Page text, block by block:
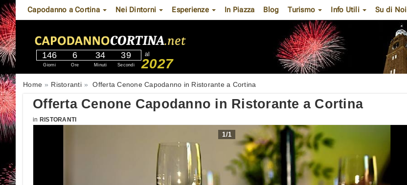
Capodanno a Cortina Nei Dintorni Esperienze In Piazza Blog Turismo Info Utili Su di Noi
146
Giorni
6
Ore
34
Minuti
38
Secondi
al
2027
Home Ristoranti Offerta Cenone Capodanno in Ristorante a Cortina
Offerta Cenone Capodanno in Ristorante a Cortina
in RISTORANTI
1/1